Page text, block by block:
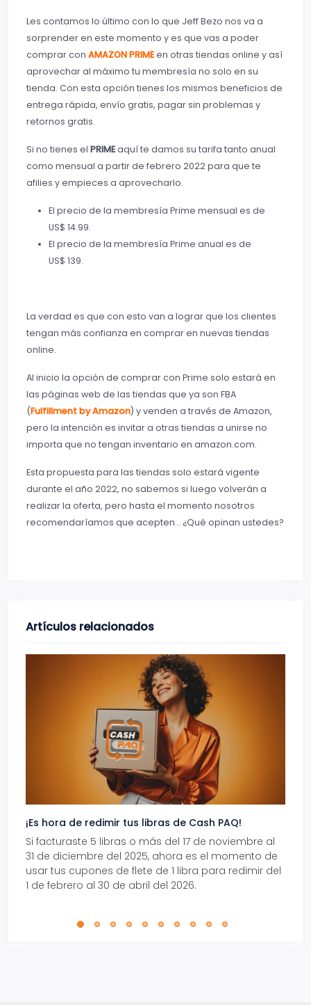
Les contamos lo último con lo que Jeff Bezo nos va a
sorprender en este momento y es que vas a poder
comprar con AMAZON PRIMEen otras tiendas online y así
aprovechar al máximo tu membresía no solo en su
tienda. Con esta opción tienes los mismos beneficios de
entrega rápida, envío gratis, pagar sin problemas y
retornos gratis.
Si no tienes el PRIMEaquí te damos su tarifa tanto anual
como mensual a partir de febrero 2022 para que te
afilies y empieces a aprovecharlo.
El precio de la membresía Prime mensual es de
US$ 14.99.
El precio de la membresía Prime anual es de
US$ 139.
La verdad es que con esto van a lograr que los clientes
tengan más confianza en comprar en nuevas tiendas
online.
Al inicio la opción de comprar con Prime solo estará en
las páginas web de las tiendas que ya son FBA
(Fulfillment by Amazon) y venden a través de Amazon,
pero la intención es invitar a otras tiendas a unirse no
importa que no tengan inventario en amazon.com.
Esta propuesta para las tiendas solo estará vigente
durante el año 2022, no sabemos si luego volverán a
realizar la oferta, pero hasta el momento nosotros
recomendaríamos que acepten… ¿Qué opinan ustedes?
Artículos relacionados
¡Es hora de redimir tus libras de Cash PAQ!
Si facturaste 5 libras o más del 17 de noviembre al
31 de diciembre del 2025, ahora es el momento de
usar tus cupones de flete de 1 libra para redimir del
1 de febrero al 30 de abril del 2026.